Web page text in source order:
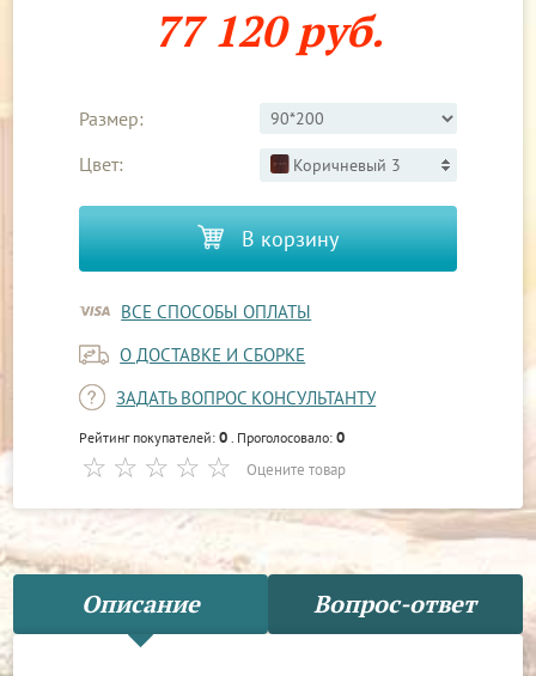
77 120 руб.
Размер:
Цвет:
Коричневый 3
В корзину
ВСЕ СПОСОБЫ ОПЛАТЫ
О ДОСТАВКЕ И СБОРКЕ
ЗАДАТЬ ВОПРОС КОНСУЛЬТАНТУ
Рейтинг покупателей:0 . Проголосовало:0
Оцените товар
Описание Вопрос-ответ